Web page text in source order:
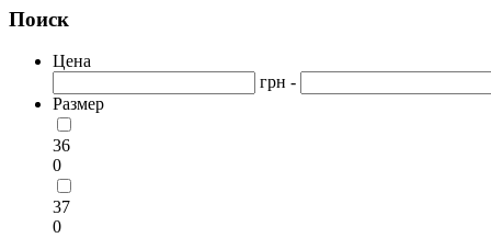
Поиск
Цена
грн -
Размер
36
0
37
0